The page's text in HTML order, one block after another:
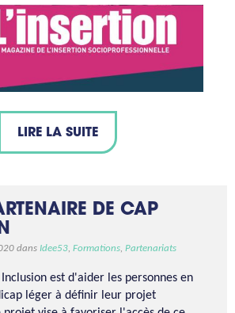
LIRE LA SUITE
DE CAP
dans Idee53, Formations, Partenariats
est d'aider les personnes en
léger à définir leur projet